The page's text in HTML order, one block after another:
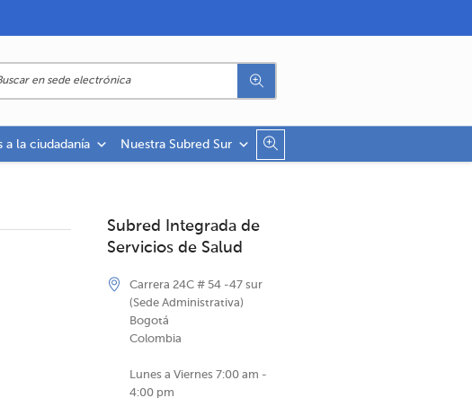
la ciudadanía Nuestra Subred Sur
Subred Integrada de
Servicios de Salud
Carrera 24C # 54 -47 sur
(Sede Administrativa)
Bogotá
Colombia
Lunes a Viernes 7:00 am -
4:00 pm